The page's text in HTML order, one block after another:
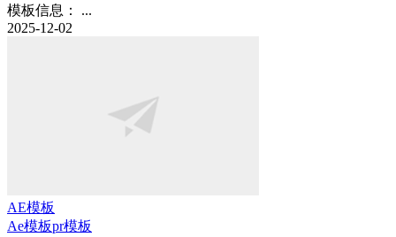
模板信息： ...
2025-12-02
AE模板
Ae模板pr模板